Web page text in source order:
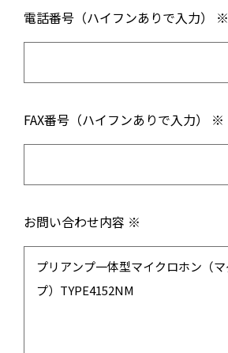
電話番号（ハイフンありで入力） ※
FAX番号（ハイフンありで入力） ※
お問い合わせ内容 ※